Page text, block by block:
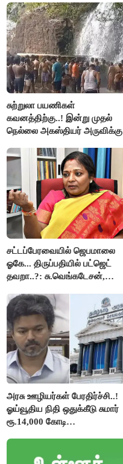
சுற்றுலா பயணிகள்
கவனத்திற்கு..! இன்று முதல்
நெல்லை அகஸ்தியர் அருவிக்கு
சட்டப்பேரவையில் ஜெபமாலை
ஓகே... திருப்பதியில் பட்ஜெட்
தவறா..?: சு.வெங்கடேசன்,
கேள்வி..!
அரசு ஊழியர்கள் பேரதிர்ச்சி..!
ஓய்வூதிய நிதி ஒதுக்கீடு சுமார்
ரூ.14,000 கோடி